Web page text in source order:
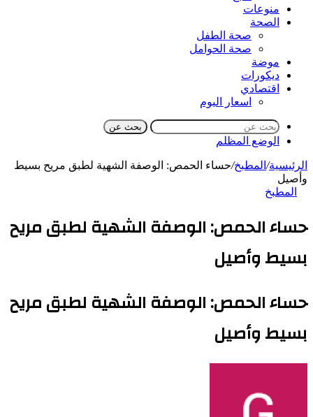
منوعات
الصحة
صحة الطفل
صحة الحوامل
موضة
ديكورات
اقتصادي
اسعار اليوم
بحث عن
الوضع المظلم
الرئيسية/ المطبخ/حساء الحمص: الوصفة الشهية لطبق مريح بسيط
وأصيل
المطبخ
حساء الحمص: الوصفة الشهية لطبق مريح
بسيط وأصيل
حساء الحمص: الوصفة الشهية لطبق مريح
بسيط وأصيل